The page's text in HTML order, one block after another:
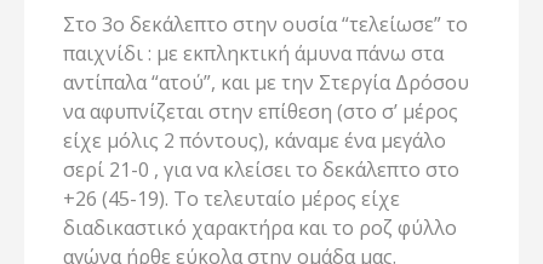
Στο 3ο δεκάλεπτο στην ουσία “τελείωσε” το
παιχνίδι : με εκπληκτική άμυνα πάνω στα
αντίπαλα “ατού”, και με την Στεργία Δρόσου
να αφυπνίζεται στην επίθεση (στο σ’ μέρος
είχε μόλις 2 πόντους), κάναμε ένα μεγάλο
σερί 21-0 , για να κλείσει το δεκάλεπτο στο
+26 (45-19). Το τελευταίο μέρος είχε
διαδικαστικό χαρακτήρα και το ροζ φύλλο
αγώνα ήρθε εύκολα στην ομάδα μας.